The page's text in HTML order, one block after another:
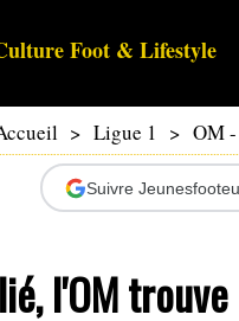
Foot & Lifestyle
> Ligue 1 > OM
Suivre
l'OM